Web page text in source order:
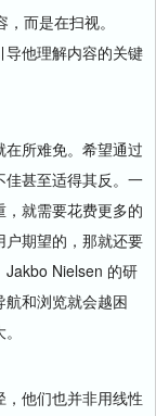
而是在扫视。
他理解内容的关键
所难免。希望通过
甚至适得其反。一
就需要花费更多的
户期望的，那就还要
Jakbo Nielsen 的研
和浏览就会越困
他们也并非用线性